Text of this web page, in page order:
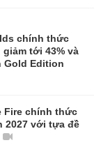
chính thức
tới 43% và
Gold Edition
Fire chính thức
2027 với tựa đề